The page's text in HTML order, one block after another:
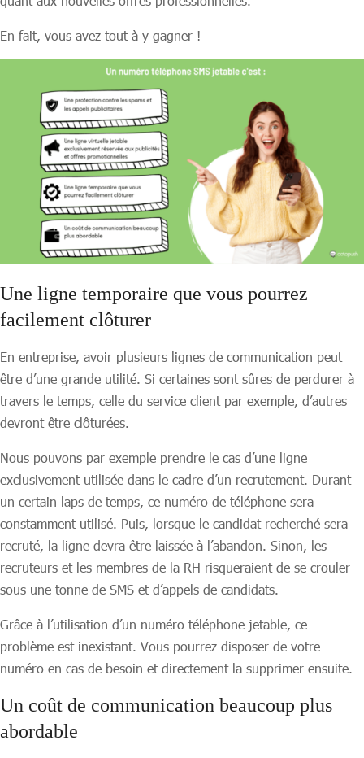
En fait, vous avez tout à y gagner !
Une ligne temporaire que vous pourrez
facilement clôturer
En entreprise, avoir plusieurs lignes de communication peut
être d’une grande utilité. Si certaines sont sûres de perdurer à
travers le temps, celle du service client par exemple, d’autres
devront être clôturées.
Nous pouvons par exemple prendre le cas d’une ligne
exclusivement utilisée dans le cadre d’un recrutement. Durant
un certain laps de temps, ce numéro de téléphone sera
constamment utilisé. Puis, lorsque le candidat recherché sera
recruté, la ligne devra être laissée à l’abandon. Sinon, les
recruteurs et les membres de la RH risqueraient de se crouler
sous une tonne de SMS et d’appels de candidats.
Grâce à l’utilisation d’un numéro téléphone jetable, ce
problème est inexistant. Vous pourrez disposer de votre
numéro en cas de besoin et directement la supprimer ensuite.
Un coût de communication beaucoup plus
abordable